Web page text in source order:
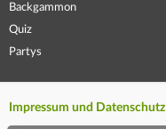
Backgammon
Quiz
Partys
Impressum und Datenschutz